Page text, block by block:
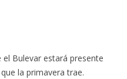
Bulevar estará presente
la primavera trae.